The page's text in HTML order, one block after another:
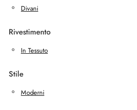
Divani
Rivestimento
In Tessuto
Stile
Moderni